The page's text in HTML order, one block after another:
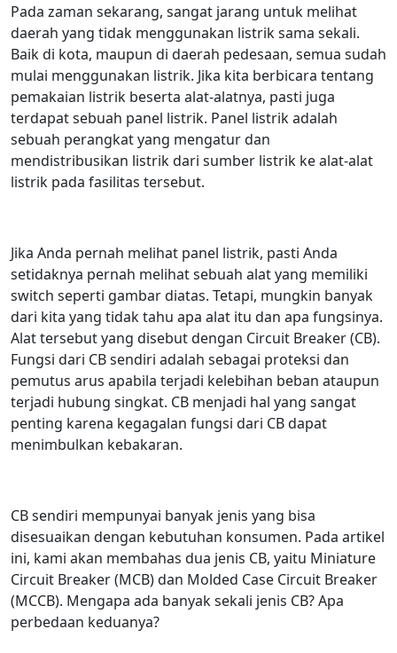
Pada zaman sekarang, sangat jarang untuk melihat
daerah yang tidak menggunakan listrik sama sekali.
Baik di kota, maupun di daerah pedesaan, semua sudah
mulai menggunakan listrik. Jika kita berbicara tentang
pemakaian listrik beserta alat-alatnya, pasti juga
terdapat sebuah panel listrik. Panel listrik adalah
sebuah perangkat yang mengatur dan
mendistribusikan listrik dari sumber listrik ke alat-alat
listrik pada fasilitas tersebut.
Jika Anda pernah melihat panel listrik, pasti Anda
setidaknya pernah melihat sebuah alat yang memiliki
switch seperti gambar diatas. Tetapi, mungkin banyak
dari kita yang tidak tahu apa alat itu dan apa fungsinya.
Alat tersebut yang disebut dengan Circuit Breaker (CB).
Fungsi dari CB sendiri adalah sebagai proteksi dan
pemutus arus apabila terjadi kelebihan beban ataupun
terjadi hubung singkat. CB menjadi hal yang sangat
penting karena kegagalan fungsi dari CB dapat
menimbulkan kebakaran.
CB sendiri mempunyai banyak jenis yang bisa
disesuaikan dengan kebutuhan konsumen. Pada artikel
ini, kami akan membahas dua jenis CB, yaitu Miniature
Circuit Breaker (MCB) dan Molded Case Circuit Breaker
(MCCB). Mengapa ada banyak sekali jenis CB? Apa
perbedaan keduanya?